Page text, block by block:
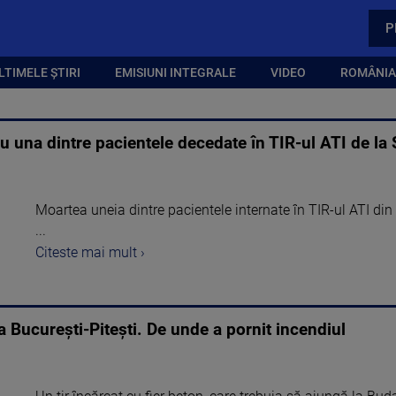
ȘTIRI EMISIUNI INTEGRALE VIDEO
una dintre pacientele decedate în TIR-ul ATI de la
Moartea uneia dintre pacientele internate în TIR-ul ATI
...
Citeste mai mult ›
București-Pitești. De unde a pornit incendiul